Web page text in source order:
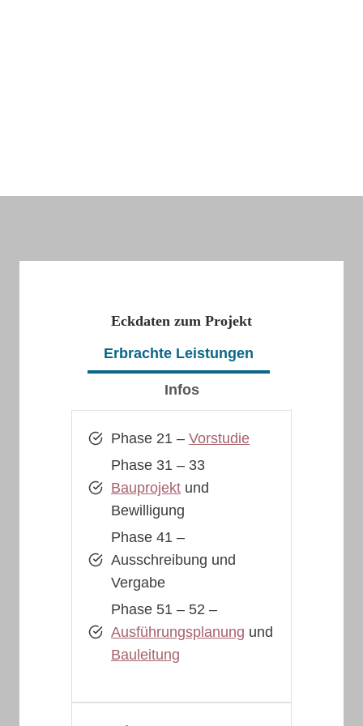
Eckdaten zum Projekt
Erbrachte Leistungen
Infos
Phase 21 – Vorstudie
Phase 31 – 33
Bauprojekt und
Bewilligung
Phase 41 –
Ausschreibung und
Vergabe
Phase 51 – 52 –
Ausführungsplanung und
Bauleitung